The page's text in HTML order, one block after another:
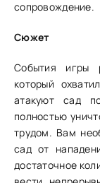
сопровождение.
Сюжет
События игры
который
атакуют сад
полностью
трудом. Вам
сад от
достаточное